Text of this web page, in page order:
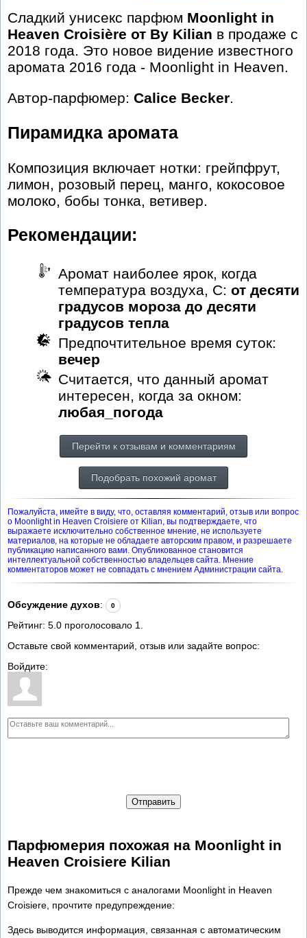
Сладкий унисекс парфюм Moonlight in
Heaven Croisière от By Kilian в продаже с
2018 года. Это новое видение известного
аромата 2016 года - Moonlight in Heaven.
Автор-парфюмер: Calice Becker.
Пирамидка аромата
Композиция включает нотки: грейпфрут,
лимон, розовый перец, манго, кокосовое
молоко, бобы тонка, ветивер.
Рекомендации:
Аромат наиболее ярок, когда
температура воздуха, С: от десяти
градусов мороза до десяти
градусов тепла
Предпочтительное время суток:
вечер
Считается, что данный аромат
интересен, когда за окном:
любая_погода
Перейти к отзывам и комментариям
Подобрать похожий аромат
Пожалуйста, имейте в виду, что, оставляя комментарий, отзыв или вопрос
о Moonlight in Heaven Croisiere от Kilian, вы подтверждаете, что
выражаете исключительно собственное мнение, не используете
материалов, на которые не обладаете авторским правом, и разрешаете
публикацию написанного вами. Опубликованное становится
интеллектуальной собственностью владельцев сайта. Мнение
комментаторов может не совпадать с мнением Администрации сайта.
Обсуждение духов: 0
Рейтинг: 5.0 проголосовало 1
Оставьте свой комментарий, отзыв или задайте вопрос:
Войдите:
Отправить
Парфюмерия похожая на Moonlight in
Heaven Croisiere Kilian
Прежде чем знакомиться с аналогами Moonlight in Heaven
Croisiere, прочтите предупреждение:
Здесь выводится информация, связанная с автоматическим